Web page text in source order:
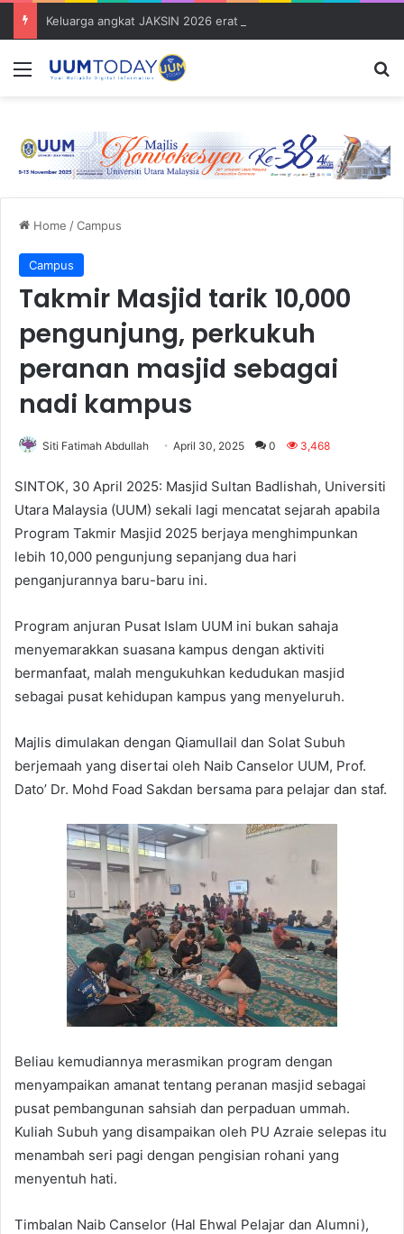
Menu
Home /Campus
Campus
Takmir Masjid tarik 10,000
pengunjung, perkukuh
peranan masjid sebagai
nadi kampus
Siti Fatimah Abdullah April 30, 2025 0 3,468
SINTOK, 30 April 2025: Masjid Sultan Badlishah, Universiti
Utara Malaysia (UUM) sekali lagi mencatat sejarah apabila
Program Takmir Masjid 2025 berjaya menghimpunkan
lebih 10,000 pengunjung sepanjang dua hari
penganjurannya baru-baru ini.
Program anjuran Pusat Islam UUM ini bukan sahaja
menyemarakkan suasana kampus dengan aktiviti
bermanfaat, malah mengukuhkan kedudukan masjid
sebagai pusat kehidupan kampus yang menyeluruh.
Majlis dimulakan dengan Qiamullail dan Solat Subuh
berjemaah yang disertai oleh Naib Canselor UUM, Prof.
Dato’ Dr. Mohd Foad Sakdan bersama para pelajar dan staf.
Beliau kemudiannya merasmikan program dengan
menyampaikan amanat tentang peranan masjid sebagai
pusat pembangunan sahsiah dan perpaduan ummah.
Kuliah Subuh yang disampaikan oleh PU Azraie selepas itu
menambah seri pagi dengan pengisian rohani yang
menyentuh hati.
Timbalan Naib Canselor (Hal Ehwal Pelajar dan Alumni),